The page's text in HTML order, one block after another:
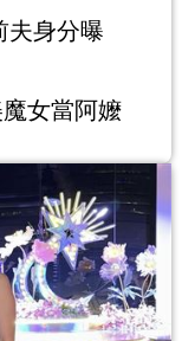
身分曝
女當阿嬤